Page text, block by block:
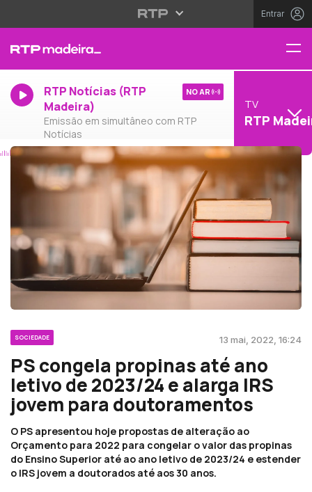
Entrar
RTP Notícias (RTP
Madeira)
Emissão em simultâneo com RTP
Notícias
NO AR
TV
RTP
SOCIEDADE 13 mai, 2022, 16:24
PS congela propinas até ano
letivo de 2023/24 e alarga IRS
jovem para doutoramentos
O PS apresentou hoje propostas de alteração ao
Orçamento para 2022 para congelar o valor das propinas
do Ensino Superior até ao ano letivo de 2023/24 e estender
o IRS jovem a doutorados até aos 30 anos.